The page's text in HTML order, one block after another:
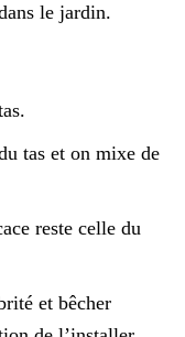
le jardin.
tas et on mixe de
reste celle du
et bêcher